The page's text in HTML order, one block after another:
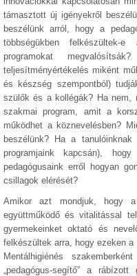
támasztott új igényekről
beszélünk arról, hogy a
többségükben
programokat
teljesítményértékelés miként
és készség szempontból)
szülők és a kollégák? Ha nem,
szakmai program, amit a
működhet a köznevelésben?
beszélünk? Ha a
programjaink kapcsán),
pedagógusaink erről hogyan
csillagok elérését?
Amikor azt mondjuk, hogy
együttműködő és vitalitással
gyermekeinket oktató és
felkészültek arra, hogy ezeken
Mentálhigiénés
„pedagógus-segítő” a rábízott